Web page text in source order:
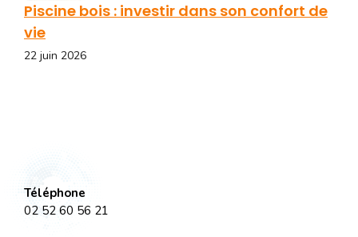
Piscine bois : investir dans son confort de
vie
22 juin 2026
Téléphone
02 52 60 56 21